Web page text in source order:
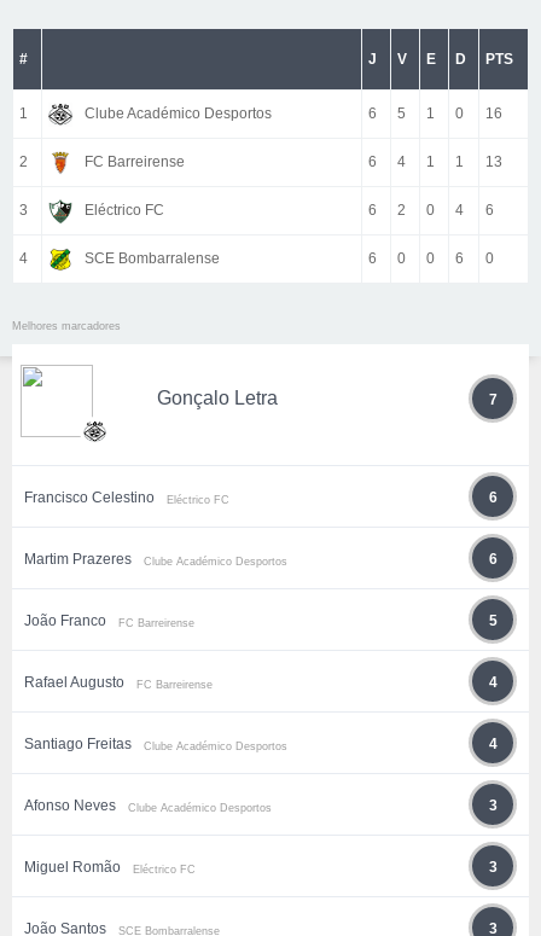
# J V E D PTS
1 Clube Académico Desportos 6 5 1 0 16
2 FC Barreirense 6 4 1 1 13
3 Eléctrico FC 6 2 0 4 6
4 SCE Bombarralense 6 0 0 6 0
Melhores marcadores
Gonçalo Letra 7
Francisco Celestino Eléctrico FC 6
Martim Prazeres Clube Académico Desportos 6
João Franco FC Barreirense 5
Rafael Augusto FC Barreirense 4
Santiago Freitas Clube Académico Desportos 4
Afonso Neves Clube Académico Desportos 3
Miguel Romão Eléctrico FC 3
João Santos SCE Bombarralense 3